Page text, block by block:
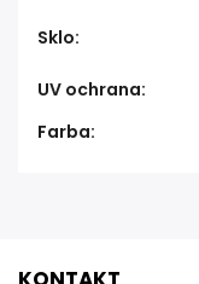
Sklo:
UV ochrana:
Farba: